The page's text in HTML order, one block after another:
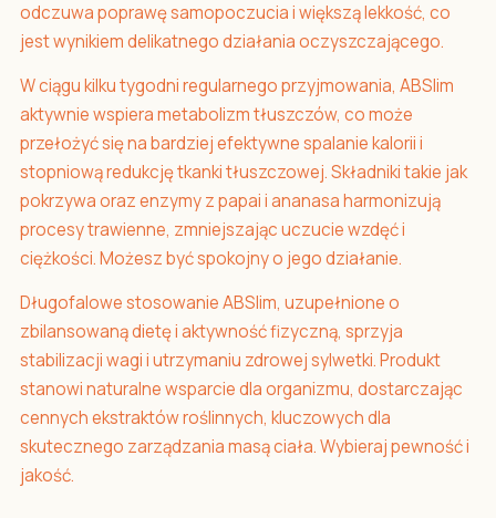
odczuwa poprawę samopoczucia i większą lekkość, co
jest wynikiem delikatnego działania oczyszczającego.
W ciągu kilku tygodni regularnego przyjmowania, ABSlim
aktywnie wspiera metabolizm tłuszczów, co może
przełożyć się na bardziej efektywne spalanie kalorii i
stopniową redukcję tkanki tłuszczowej. Składniki takie jak
pokrzywa oraz enzymy z papai i ananasa harmonizują
procesy trawienne, zmniejszając uczucie wzdęć i
ciężkości. Możesz być spokojny o jego działanie.
Długofalowe stosowanie ABSlim, uzupełnione o
zbilansowaną dietę i aktywność fizyczną, sprzyja
stabilizacji wagi i utrzymaniu zdrowej sylwetki. Produkt
stanowi naturalne wsparcie dla organizmu, dostarczając
cennych ekstraktów roślinnych, kluczowych dla
skutecznego zarządzania masą ciała. Wybieraj pewność i
jakość.